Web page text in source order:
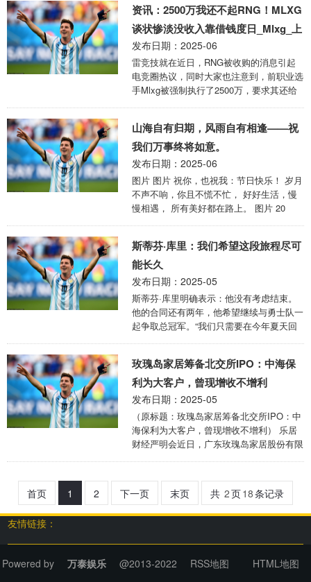
方法都试过了，催也催了，吵也吵了，道理
也讲了。 孩子嘴上答应说去学习，但行动
却一直拖拖拉拉，或者勉强坐在书桌前两个
小时，一个字也没写出来。 怎么就半点精
神打不起来？怎么一碰到书本就很烦躁？怎
么一写作业就开始焦躁？ 一个很重要的原
因，就是心不静。 当时，我并没有共情孩
子的感受，只是觉得之前没有好好学就算
了，但 ...
资讯：2500万我还不起RNG！MLXG
谈状惨淡没收入靠借钱度日_Mlxg_上
诉_赔偿
发布日期：2025-06
雷竞技就在近日，RNG被收购的消息引起
电竞圈热议，同时大家也注意到，前职业选
手Mlxg被强制执行了2500万，要求其还给
没想到如今两级反转着实让人难崩。 据说
原因是Mlxg当时在炒股，被赚到的钱蒙蔽
了大脑，根本不好好直播，违反了RNG与
虎牙的合同，所以才会在官司上败北。但香
锅本人也表示自己无力偿还八位数的欠款，
并且直言这个赔偿是不合理的。 Mlxg坦言
自己已经一年没有赚过钱了，目前的生活都
是靠管亲戚朋友借钱，连饭都快 ...
山海自有归期，风雨自有相逢——祝
我们万事终将如意。
发布日期：2025-06
图片 图片 祝你，也祝我：节日快乐！ 岁月
不声不响，你且不慌不忙， 好好生活，慢
慢相遇， 所有美好都在路上。 图片 20
个节日了，我不知道，反正又是和娃一起过
的一年又一个节。 无人问津的日子，除了
少点热闹，好像也没有什么不好。 其实，
最近有点丧、有点焦虑，有点被生活困住了
的感觉。这大概就是最近两三年感觉无助最
多次的一段时间了吧！ 这两三年一个人带
孩子的日子是自由的，但那种痛苦却也是真
切存在着的。 是时常，而不是 ...
斯蒂芬·库里：我们希望这段旅程尽可
能长久
发布日期：2025-05
斯蒂芬·库里明确表示：他没有考虑结束。
他的合同还有两年，他希望继续与勇士队一
起争取总冠军。“我们只需要在今年夏天回
为“一个完美的契合者”，一个带来了信念和
活力的球员。“我们必须在整个赛季的基础
上继续努力”他补充道。 因腿筋受伤缺席了
系列赛，库里仍然充满信心：“我们保持健
康，我们相信我们能够一路走到最后。” ...
玫瑰岛家居筹备北交所IPO：中海保
利为大客户，曾现增收不增利
发布日期：2025-05
（原标题：玫瑰岛家居筹备北交所IPO：中
海保利为大客户，曾现增收不增利） 乐居
财经严明会近日，广东玫瑰岛家居股份有限
国投证券。 玫瑰岛是一家专业从事淋浴
房、浴室柜、智能马桶、花洒等全卫定制产
品及全景门、生态门、玻璃金属柜类等定制
技术企业，曾荣获“2024年家居消费者口碑
公司股份72.2%，实际控制人包括59岁董事
首页 1 2 下一页 末页 共 2页18条记录
友情链接：
Powered by 万泰娱乐 @2013-2022 RSS地图 HTML地图